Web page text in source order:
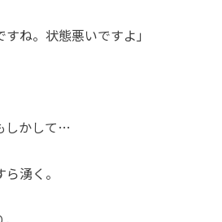
ね。状態悪いですよ」
しかして…
湧く。